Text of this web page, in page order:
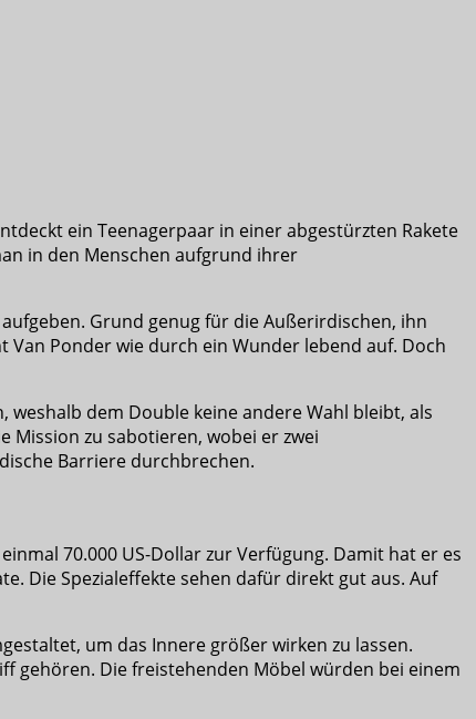
ein Teenagerpaar in einer abgestürzten Rakete
in den Menschen aufgrund ihrer
Grund genug für die Außerirdischen, ihn
Ponder wie durch ein Wunder lebend auf. Doch
dem Double keine andere Wahl bleibt, als
Mission zu sabotieren, wobei er zwei
Barriere durchbrechen.
70.000 US-Dollar zur Verfügung. Damit hat er es
Die Spezialeffekte sehen dafür direkt gut aus. Auf
um das Innere größer wirken zu lassen.
gehören. Die freistehenden Möbel würden bei einem